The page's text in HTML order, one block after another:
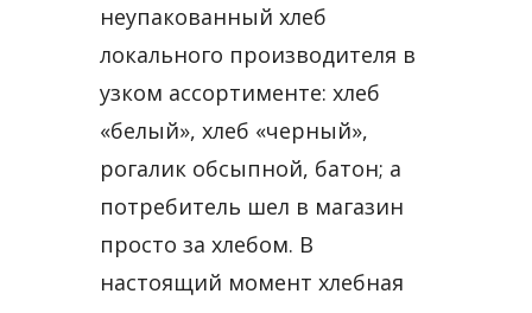
неупакованный хлеб
локального производителя в
узком ассортименте: хлеб
«белый», хлеб «черный»,
рогалик обсыпной, батон; а
потребитель шел в магазин
просто за хлебом. В
настоящий момент хлебная